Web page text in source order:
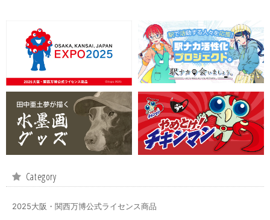
Category
2025大阪・関西万博公式ライセンス商品